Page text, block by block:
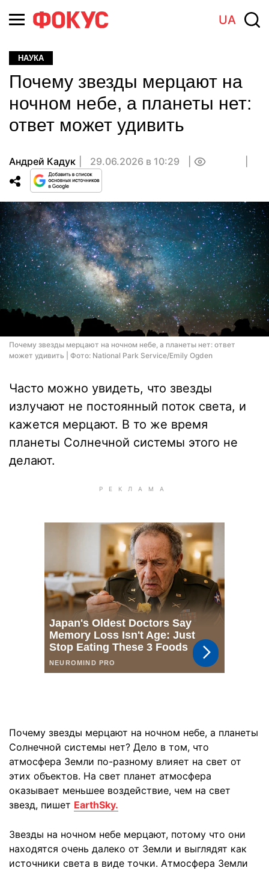
UA
НАУКА
Почему звезды мерцают на
ночном небе, а планеты нет:
ответ может удивить
Андрей Кадук 29.06.2026 в 10:29
Почему звезды мерцают на ночном небе, а планеты нет: ответ
может удивить | Фото: National Park Service/Emily Ogden
Часто можно увидеть, что звезды
излучают не постоянный поток света, и
кажется мерцают. В то же время
планеты Солнечной системы этого не
делают.
Почему звезды мерцают на ночном небе, а планеты
Солнечной системы нет? Дело в том, что
атмосфера Земли по-разному влияет на свет от
этих объектов. На свет планет атмосфера
оказывает меньшее воздействие, чем на свет
звезд, пишет EarthSky.
Звезды на ночном небе мерцают, потому что они
находятся очень далеко от Земли и выглядят как
источники света в виде точки. Атмосфера Земли